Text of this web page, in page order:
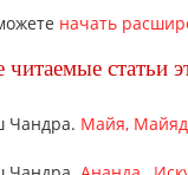
начать
читаемые статьи
Чандра. Майя,